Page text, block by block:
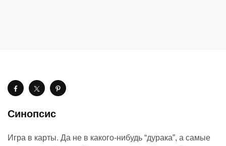
Синопсис
Игра в карты. Да не в какого-нибудь “дурака”, а самые